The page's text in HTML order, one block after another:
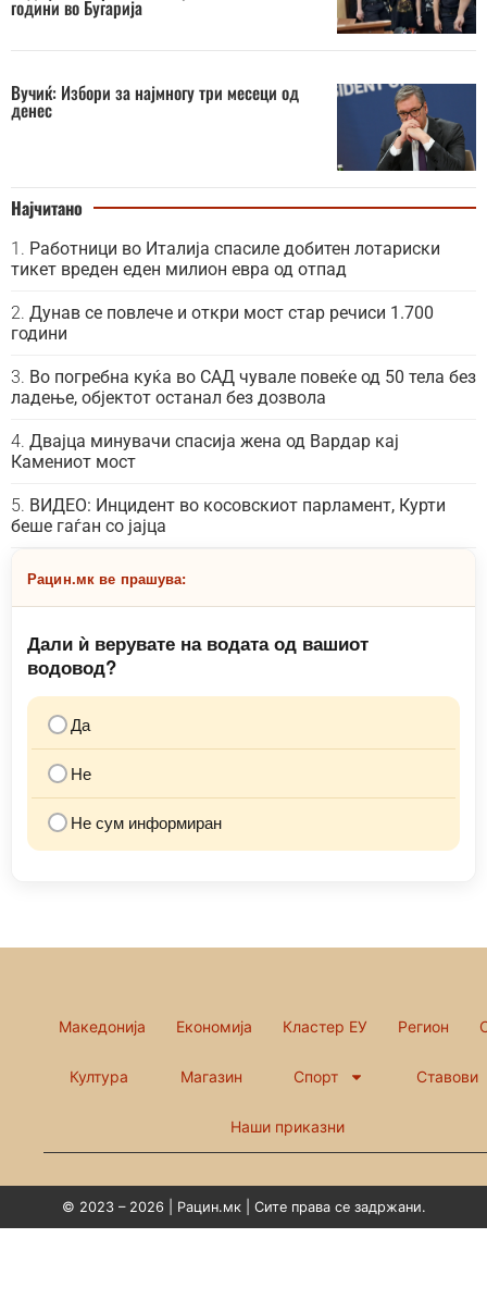
години во Бугарија
Вучиќ: Избори за најмногу три месеци од
денес
Најчитано
Работници во Италија спасиле добитен лотариски
тикет вреден еден милион евра од отпад
Дунав се повлече и откри мост стар речиси 1.700
години
Во погребна куќа во САД чувале повеќе од 50 тела без
ладење, објектот останал без дозвола
Двајца минувачи спасија жена од Вардар кај
Камениот мост
ВИДЕО: Инцидент во косовскиот парламент, Курти
беше гаѓан со јајца
Рацин.мк ве прашува:
Дали ѝ верувате на водата од вашиот
водовод?
Да
Не
Не сум информиран
Македонија Економија Кластер ЕУ Регион
Култура Магазин Спорт Ставови
Наши приказни
© 2023 – 2026 | Рацин.мк | Сите права се задржани.